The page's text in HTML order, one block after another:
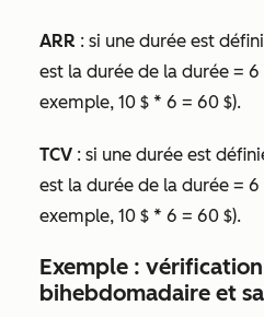
ARR : si une durée est
est la durée de la durée =
exemple, 10 $ * 6 = 60 $).
TCV : si une durée est
est la durée de la durée =
exemple, 10 $ * 6 = 60 $).
Exemple :
bihebdomadaire et